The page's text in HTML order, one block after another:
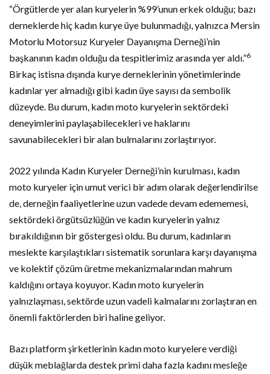
“Örgütlerde yer alan kuryelerin %99’unun erkek olduğu; bazı
derneklerde hiç kadın kurye üye bulunmadığı, yalnızca Mersin
Motorlu Motorsuz Kuryeler Dayanışma Derneği’nin
başkanının kadın olduğu da tespitlerimiz arasında yer aldı.”6
Birkaç istisna dışında kurye derneklerinin yönetimlerinde
kadınlar yer almadığı gibi kadın üye sayısı da sembolik
düzeyde. Bu durum, kadın moto kuryelerin sektördeki
deneyimlerini paylaşabilecekleri ve haklarını
savunabilecekleri bir alan bulmalarını zorlaştırıyor.
2022 yılında Kadın Kuryeler Derneği’nin kurulması, kadın
moto kuryeler için umut verici bir adım olarak değerlendirilse
de, derneğin faaliyetlerine uzun vadede devam edememesi,
sektördeki örgütsüzlüğün ve kadın kuryelerin yalnız
bırakıldığının bir göstergesi oldu. Bu durum, kadınların
meslekte karşılaştıkları sistematik sorunlara karşı dayanışma
ve kolektif çözüm üretme mekanizmalarından mahrum
kaldığını ortaya koyuyor. Kadın moto kuryelerin
yalnızlaşması, sektörde uzun vadeli kalmalarını zorlaştıran en
önemli faktörlerden biri haline geliyor.
Bazı platform şirketlerinin kadın moto kuryelere verdiği
düşük meblağlarda destek primi daha fazla kadını mesleğe